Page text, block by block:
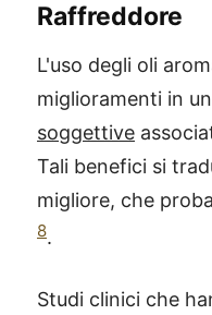
Raffreddore
L'uso degli oli
miglioramenti in
soggettive
Tali benefici si
migliore, che
8.
Studi clinici che